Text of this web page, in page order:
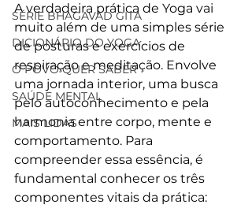
SÉRIE BHAGAVAD GITA
DICIONÁRIO DO YOGA
O POVO QUER SABER
SAÚDE MENTAL
MAIS LIDAS
A verdadeira prática de Yoga vai
muito além de uma simples série
de posturas e exercícios de
respiração e meditação. Envolve
uma jornada interior, uma busca
pelo autoconhecimento e pela
harmonia entre corpo, mente e
comportamento. Para
compreender essa essência, é
fundamental conhecer os três
componentes vitais da prática: